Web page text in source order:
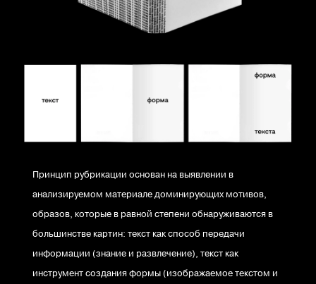
Принцип рубрикации основан на выявлении в
анализируемом материале доминирующих мотивов,
образов, которые в равной степени обнаруживаются в
большинстве картин: текст как способ передачи
информации (знание и развлечение), текст как
инструмент создания формы (изображаемое текстом и